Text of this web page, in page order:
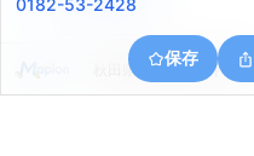
0182-53-2428
保存
秋田県横手市山内平野沢